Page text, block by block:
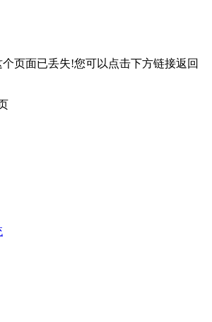
页面已丢失!您可以点击下方链接返回